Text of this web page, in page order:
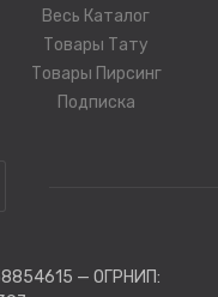
Весь Каталог
Товары Тату
Товары Пирсинг
Подписка
— ОГРНИП: